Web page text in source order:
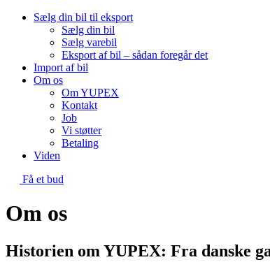
Sælg din bil til eksport
Sælg din bil
Sælg varebil
Eksport af bil – sådan foregår det
Import af bil
Om os
Om YUPEX
Kontakt
Job
Vi støtter
Betaling
Viden
Få et bud
Om os
Historien om YUPEX: Fra danske